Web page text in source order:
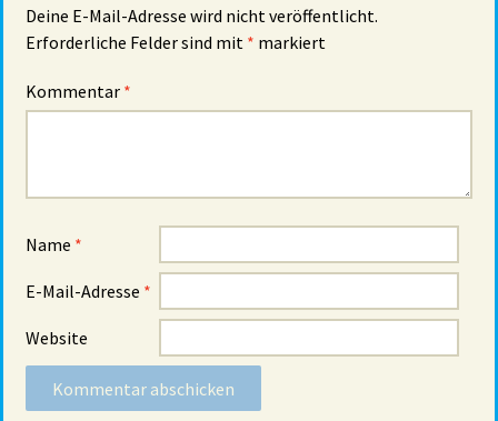
Deine E-Mail-Adresse wird nicht veröffentlicht.
Erforderliche Felder sind mit * markiert
Kommentar *
Name *
E-Mail-Adresse *
Website